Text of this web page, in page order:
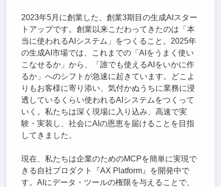
2023年5月に創業した、創業3期目の生成AIスター
トアップです。創業以来こだわってきたのは「本
当に使われるAIシステム」をつくること。2025年
の生成AI市場では、これまでの「AIをうまく使い
こなせるか」から、「誰でも使えるAIをいかに作
るか」へのシフトが急速に起きています。どこよ
りもお客様に寄り添い、気付かぬうちに業務に浸
透しているくらい使われるAIシステムをつくって
いく。私たちは深く現場に入り込み、高速で実
験・実装し、社会にAIの恩恵を届けることを目指
してきました。
現在、私たちは企業のためのMCPを簡単に実現で
きる自社プロダクト『AX Platform』を開発中で
す。AIにデータ・ツールの権限を与えることで、